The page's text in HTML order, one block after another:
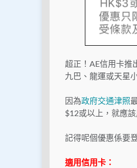
超正！AE信用卡推
九巴、龍運或天星
因為政府交通津照
$12或以上，就應該
記得呢個優惠係要
適用信用卡：